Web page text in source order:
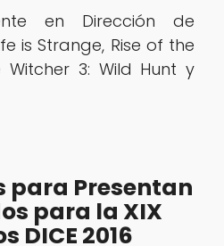
en Dirección de
is Strange, Rise of the
Witcher 3: Wild Hunt y
para Presentan
para la XIX
DICE 2016